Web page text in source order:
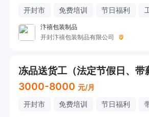
开封市 免费培训 节日福利
汴禧包装制品
开封汴禧包装制品有限公司
冻品送货工（法定节假日、带
3000-8000 元/月
开封市 免费培训 节日福利